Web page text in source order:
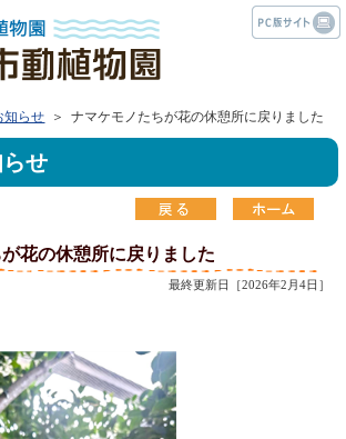
知らせ ＞ ナマケモノたちが花の休憩所に戻りました
せ
花の休憩所に戻りました
最終更新日［2026年2月4日］